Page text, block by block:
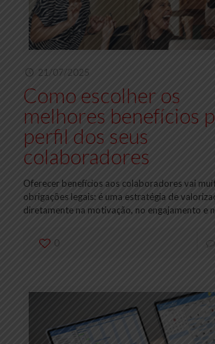
21/07/2025
Como escolher os
melhores benefícios
perfil dos seus
colaboradores
Oferecer benefícios aos colaboradores vai
obrigações legais: é uma estratégia de
diretamente na motivação, no engajamento e
0